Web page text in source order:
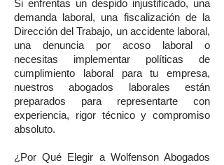
Si enfrentas un despido injustificado, una
demanda laboral, una fiscalización de la
Dirección del Trabajo, un accidente laboral,
una denuncia por acoso laboral o
necesitas implementar políticas de
cumplimiento laboral para tu empresa,
nuestros abogados laborales están
preparados para representarte con
experiencia, rigor técnico y compromiso
absoluto.
¿Por Qué Elegir a Wolfenson Abogados